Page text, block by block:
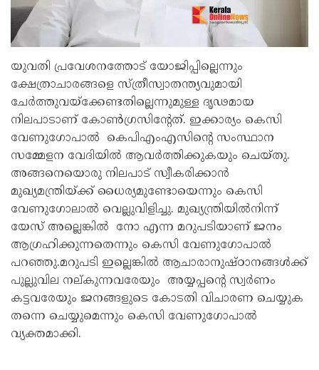
യുവതി പ്രവേശനത്തോട് യോജിപ്പില്ലെന്നും
ക്ഷേത്രാചാരങ്ങളെ സ്ത്രീസ്വാതന്ത്യവുമായി
ചേർത്തുവയ്ക്കേണ്ടതില്ലെന്നുമുള്ള ദൃഢമായ
നിലപാടാണ് കോൺഗ്രസിന്റേത്. ഇക്കാര്യം കെസി
വേണുഗോപാൽ കെപിഎംഎസിന്റെ സംസ്ഥാന
സമ്മേളന വേദിയിൽ ആവർത്തിക്കുകയും ചെയ്തു.
അങ്ങനെയൊരു നിലപാട് സ്വീകരിക്കാൻ
മുഖ്യമന്ത്രിയ്ക്ക് ധൈര്യമുണ്ടോയെന്നും കെസി
വേണുഗോലാൽ വെല്ലുവിളിച്ചു. മുഖ്യന്ത്രിയിൽനിന്ന്
യേസ് അല്ലെങ്കിൽ നോ എന്ന മറുപടിയാണ് ജനം
ആഗ്രഹിക്കുന്നതെന്നും കെസി വേണുഗോപാൽ
പറഞ്ഞു.മറുപടി ഇല്ലെങ്കിൽ ആചാരാനുഷ്ഠാനങ്ങൾക്ക്
പുല്ലുവില നല്കുന്നവരേയും അയ്യപ്പന്റെ സ്വർണം
കട്ടവരേയും ജനങ്ങളുടെ കോടതി വിചാരണ ചെയ്യുക
തന്നെ ചെയ്യുമെന്നും കെസി വേണുഗോപാൽ
വ്യക്തമാക്കി.